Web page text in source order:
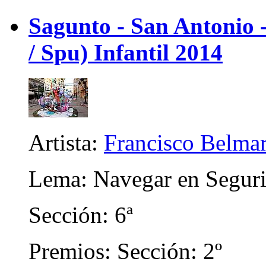
Sagunto - San
/ Spu) Infantil 2014
Artista: Francisco
Lema: Navegar en
Sección: 6ª
Premios: Sección: 2º